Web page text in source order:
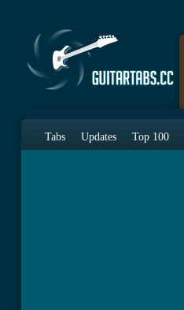
Tabs Updates Top 100